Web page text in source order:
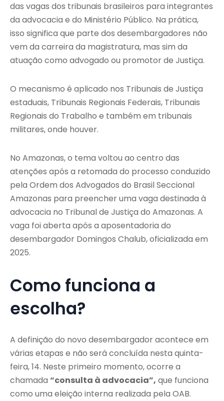
das vagas dos tribunais brasileiros para integrantes
da advocacia e do Ministério Público. Na prática,
isso significa que parte dos desembargadores não
vem da carreira da magistratura, mas sim da
atuação como advogado ou promotor de Justiça.
O mecanismo é aplicado nos Tribunais de Justiça
estaduais, Tribunais Regionais Federais, Tribunais
Regionais do Trabalho e também em tribunais
militares, onde houver.
No Amazonas, o tema voltou ao centro das
atenções após a retomada do processo conduzido
pela Ordem dos Advogados do Brasil Seccional
Amazonas para preencher uma vaga destinada à
advocacia no Tribunal de Justiça do Amazonas. A
vaga foi aberta após a aposentadoria do
desembargador Domingos Chalub, oficializada em
2025.
Como funciona a
escolha?
A definição do novo desembargador acontece em
várias etapas e não será concluída nesta quinta-
feira, 14. Neste primeiro momento, ocorre a
chamada “consulta à advocacia”, que funciona
como uma eleição interna realizada pela OAB.